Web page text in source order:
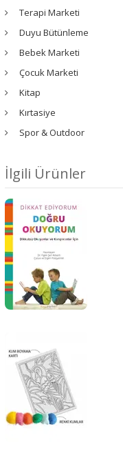
Terapi Marketi
Duyu Bütünleme
Bebek Marketi
Çocuk Marketi
Kitap
Kırtasiye
Spor & Outdoor
İlgili Ürünler